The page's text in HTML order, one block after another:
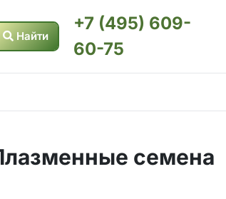
Найти
+7 (495) 609-
60-75
семена